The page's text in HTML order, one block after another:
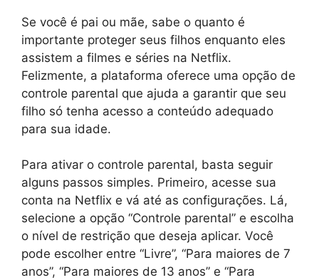
Se você é pai ou mãe, sabe o quanto é
importante proteger seus filhos enquanto eles
assistem a filmes e séries na Netflix.
Felizmente, a plataforma oferece uma opção de
controle parental que ajuda a garantir que seu
filho só tenha acesso a conteúdo adequado
para sua idade.
Para ativar o controle parental, basta seguir
alguns passos simples. Primeiro, acesse sua
conta na Netflix e vá até as configurações. Lá,
selecione a opção “Controle parental” e escolha
o nível de restrição que deseja aplicar. Você
pode escolher entre “Livre”, “Para maiores de 7
anos”, “Para maiores de 13 anos” e “Para